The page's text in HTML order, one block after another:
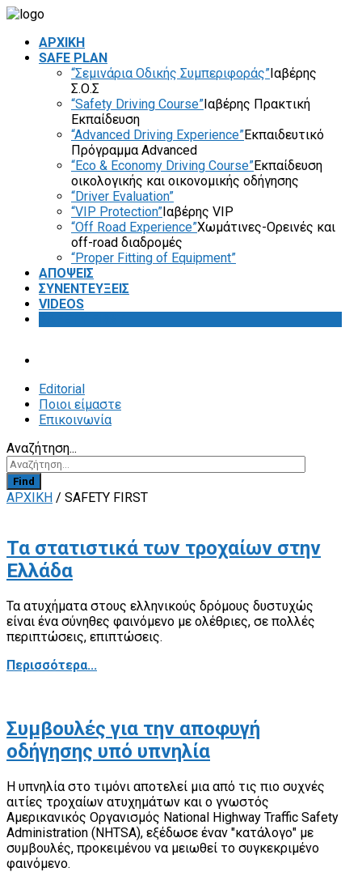
ΑΡΧΙΚΗ
SAFE PLAN
“Σεμινάρια Οδικής Συμπεριφοράς”Ιαβέρης
Σ.Ο.Σ
“Safety Driving Course”Ιαβέρης Πρακτική
Εκπαίδευση
“Advanced Driving Experience”Εκπαιδευτικό
Πρόγραμμα Advanced
“Eco & Economy Driving Course”Εκπαίδευση
οικολογικής και οικονομικής οδήγησης
“Driver Evaluation”
“VIP Protection”Ιαβέρης VIP
“Off Road Experience”Χωμάτινες-Ορεινές και
off-road διαδρομές
“Proper Fitting of Equipment”
ΑΠΟΨΕΙΣ
ΣΥΝΕΝΤΕΥΞΕΙΣ
VIDEOS
Editorial
Ποιοι είμαστε
Επικοινωνία
Αναζήτηση...
Find
ΑΡΧΙΚΗ / SAFETY FIRST
Τα στατιστικά των τροχαίων στην
Ελλάδα
Τα ατυχήματα στους ελληνικούς δρόμους δυστυχώς
είναι ένα σύνηθες φαινόμενο με ολέθριες, σε πολλές
περιπτώσεις, επιπτώσεις.
Περισσότερα...
Συμβουλές για την αποφυγή
οδήγησης υπό υπνηλία
Η υπνηλία στο τιμόνι αποτελεί μια από τις πιο συχνές
αιτίες τροχαίων ατυχημάτων και ο γνωστός
Αμερικανικός Οργανισμός National Highway Traffic Safety
Administration (NHTSA), εξέδωσε έναν "κατάλογο" με
συμβουλές, προκειμένου να μειωθεί το συγκεκριμένο
φαινόμενο.